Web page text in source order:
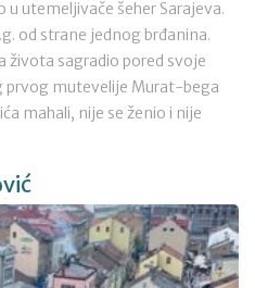
utemeljivače šeher Sarajeva.
od strane jednog brđanina.
života sagradio pored svoje
prvog mutevelije Murat-bega
mahali, nije se ženio i nije